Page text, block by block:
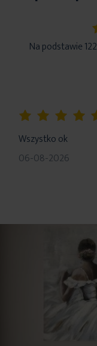
Na podstawie
Wszystko ok
06-08-2026